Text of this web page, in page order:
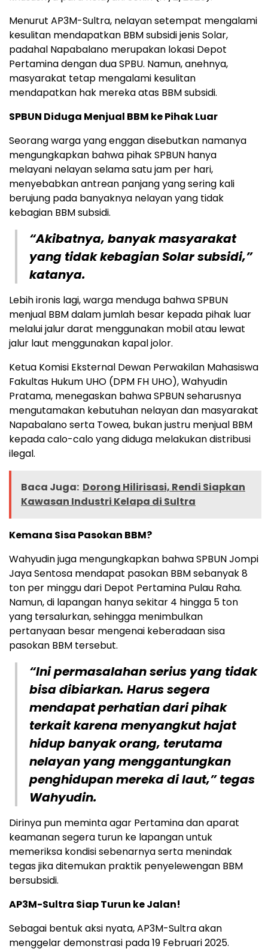
Menurut AP3M-Sultra, nelayan setempat mengalami
kesulitan mendapatkan BBM subsidi jenis Solar,
padahal Napabalano merupakan lokasi Depot
Pertamina dengan dua SPBU. Namun, anehnya,
masyarakat tetap mengalami kesulitan
mendapatkan hak mereka atas BBM subsidi.
SPBUN Diduga Menjual BBM ke Pihak Luar
Seorang warga yang enggan disebutkan namanya
mengungkapkan bahwa pihak SPBUN hanya
melayani nelayan selama satu jam per hari,
menyebabkan antrean panjang yang sering kali
berujung pada banyaknya nelayan yang tidak
kebagian BBM subsidi.
“Akibatnya, banyak masyarakat
yang tidak kebagian Solar subsidi,”
katanya.
Lebih ironis lagi, warga menduga bahwa SPBUN
menjual BBM dalam jumlah besar kepada pihak luar
melalui jalur darat menggunakan mobil atau lewat
jalur laut menggunakan kapal jolor.
Ketua Komisi Eksternal Dewan Perwakilan Mahasiswa
Fakultas Hukum UHO (DPM FH UHO), Wahyudin
Pratama, menegaskan bahwa SPBUN seharusnya
mengutamakan kebutuhan nelayan dan masyarakat
Napabalano serta Towea, bukan justru menjual BBM
kepada calo-calo yang diduga melakukan distribusi
ilegal.
Baca Juga: Dorong Hilirisasi, Rendi Siapkan
Kawasan Industri Kelapa di Sultra
Kemana Sisa Pasokan BBM?
Wahyudin juga mengungkapkan bahwa SPBUN Jompi
Jaya Sentosa mendapat pasokan BBM sebanyak 8
ton per minggu dari Depot Pertamina Pulau Raha.
Namun, di lapangan hanya sekitar 4 hingga 5 ton
yang tersalurkan, sehingga menimbulkan
pertanyaan besar mengenai keberadaan sisa
pasokan BBM tersebut.
“Ini permasalahan serius yang tidak
bisa dibiarkan. Harus segera
mendapat perhatian dari pihak
terkait karena menyangkut hajat
hidup banyak orang, terutama
nelayan yang menggantungkan
penghidupan mereka di laut,” tegas
Wahyudin.
Dirinya pun meminta agar Pertamina dan aparat
keamanan segera turun ke lapangan untuk
memeriksa kondisi sebenarnya serta menindak
tegas jika ditemukan praktik penyelewengan BBM
bersubsidi.
AP3M-Sultra Siap Turun ke Jalan!
Sebagai bentuk aksi nyata, AP3M-Sultra akan
menggelar demonstrasi pada 19 Februari 2025.